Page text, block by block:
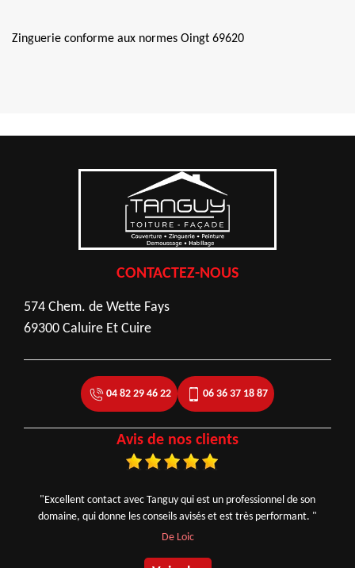
Zinguerie conforme aux normes Oingt 69620
CONTACTEZ-NOUS
574 Chem. de Wette Fays
69300 Caluire Et Cuire
04 82 29 46 22 06 36 37 18 87
Avis de nos clients
"Excellent contact avec Tanguy qui est un professionnel de son
domaine, qui donne les conseils avisés et est très performant. "
De Loic